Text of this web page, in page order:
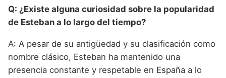
Q: ¿Existe alguna curiosidad sobre la popularidad
de Esteban a lo largo del tiempo?
A: A pesar de su antigüedad y su clasificación como
nombre clásico, Esteban ha mantenido una
presencia constante y respetable en España a lo